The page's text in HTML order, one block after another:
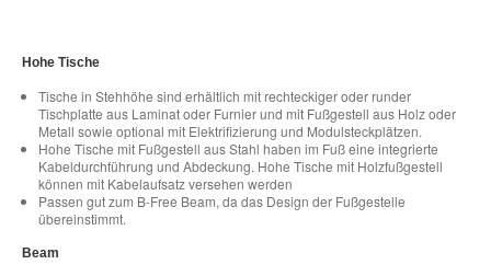
Hohe Tische​​
Tische in Stehhöhe sind erhältlich mit rechteckiger oder runder
Tischplatte aus Laminat oder Furnier und mit Fußgestell aus Holz oder
Metall sowie optional mit Elektrifizierung und Modulsteckplätzen.​
Hohe Tische mit Fußgestell aus Stahl haben im Fuß eine integrierte
Kabeldurchführung und Abdeckung. Hohe Tische mit Holzfußgestell
können mit Kabelaufsatz versehen werden​
Passen gut zum B-Free Beam, da das Design der Fußgestelle
übereinstimmt.
Beam​